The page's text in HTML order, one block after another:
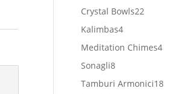
prodotti
Crystal Bowls22
Kalimbas44
prodotti
Meditation Chimes44
Sonagli88
prodotti
Tamburi Armonici1818